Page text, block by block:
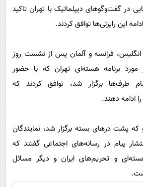
گوناگون
حوادث
فرهنگی
بین الملل
اجتماعی
حیات وحش
پیامک
آشپزی
دانلود
در گفت‌وگوهای دیپلماتیک با تهران تاکید
این رایزنی‌ها توافق کردند.
انگلیس، فرانسه و آلمان پس از نشست روز
برنامه هسته‌ای تهران که با حضور
طرف‌ها برگزار شد، توافق کردند که
ادامه دهند.
پشت درهای بسته برگزار شد، نمایندگان
پیام در رسانه‌های اجتماعی گفتند که
هسته‌ای و تحریم‌های ایران و دیگر مسائل